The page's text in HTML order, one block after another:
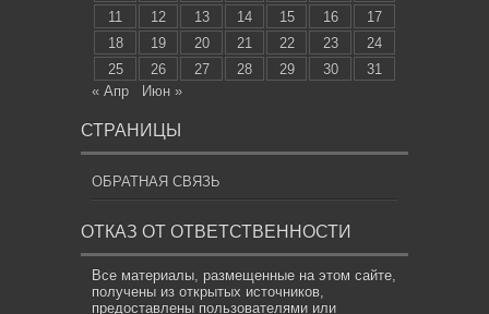
11
12 13 14 15 16
17
18
19 20 21 22 23
24
25
26 27 28 29 30
31
« Апр
Июн »
СТРАНИЦЫ
ОБРАТНАЯ СВЯЗЬ
ОТКАЗ ОТ ОТВЕТСТВЕННОСТИ
Все материалы, размещенные на этом сайте,
получены из открытых источников,
предоставлены пользователями или